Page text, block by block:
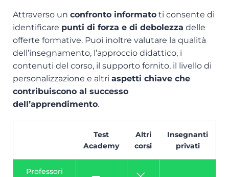
Attraverso un confronto informato ti consente di
identificare punti di forza e di debolezza delle
offerte formative. Puoi inoltre valutare la qualità
dell’insegnamento, l’approccio didattico, i
contenuti del corso, il supporto fornito, il livello di
personalizzazione e altri aspetti chiave che
contribuiscono al successo
dell’apprendimento.
Test
Academy
Altri
corsi
Insegnanti
privati
Professori